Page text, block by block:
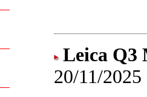
Leica Q3
20/11/